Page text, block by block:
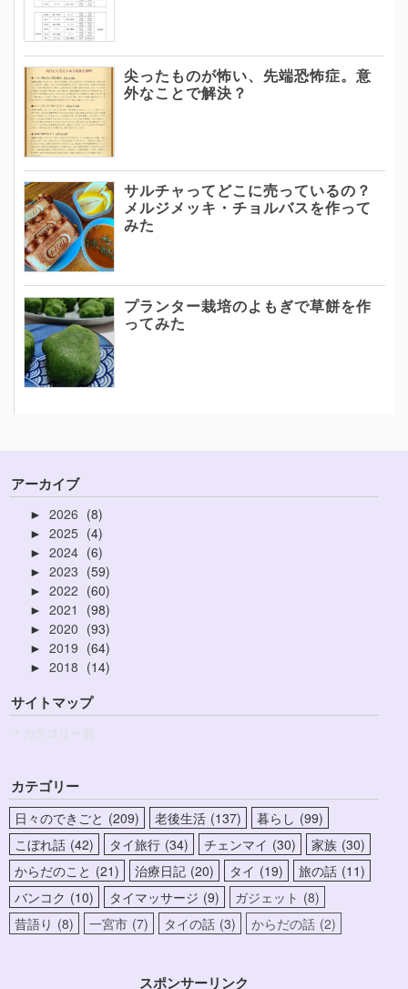
尖ったものが怖い、先端恐怖症。意
外なことで解決？
サルチャってどこに売っているの？
メルジメッキ・チョルバスを作って
みた
プランター栽培のよもぎで草餅を作
ってみた
アーカイブ
► 2026 8
► 2025 4
► 2024 6
► 2023 59
► 2022 60
► 2021 98
► 2020 93
► 2019 64
► 2018 14
サイトマップ
＊カテゴリー別
カテゴリー
日々のできごと 209 老後生活 137 暮らし 99
こぼれ話 42 タイ旅行 34 チェンマイ 30 家族 30
からだのこと
21 治療日記 20 タイ 19 旅の話 11
バンコク
10 タイマッサージ 9 ガジェット
8
昔語り
8 一宮市 7 タイの話 3 からだの話 2
スポンサーリンク